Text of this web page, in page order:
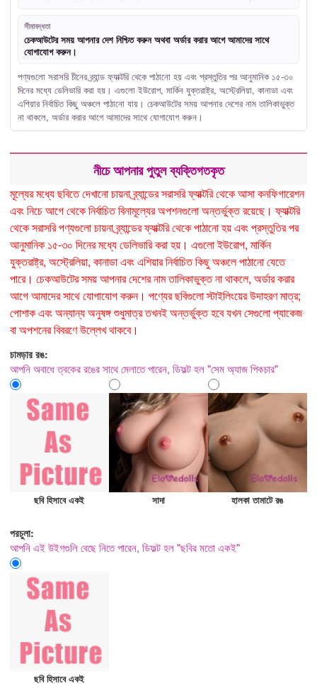
সীমাবদ্ধতা
চেকআউটের সময় আপনার দেশ নিশ্চিত করুন অথবা অর্ডার করার আগে আমাদের সাথে
যোগাযোগ করুন।
পণ্যগুলো সরাসরি চীনের ব্র্যান্ড ফ্যাক্টরি থেকে পাঠানো হয় এবং প্রস্তুতির পর আনুমানিক ১৫-৩০
দিনের মধ্যে ডেলিভারি করা হয়। এগুলো ইউরোপ, মার্কিন যুক্তরাষ্ট্র, অস্ট্রেলিয়া, কানাডা এবং
এশিয়ার নির্বাচিত কিছু অঞ্চলে পাঠানো যায়। চেকআউটের সময় আপনার দেশের নাম তালিকাভুক্ত
না থাকলে, অর্ডার করার আগে আমাদের সাথে যোগাযোগ করুন।
নীচে আপনার পুতুল ব্যক্তিগতকৃত
মূল্যের মধ্যে ছবিতে দেখানো চায়না ব্র্যান্ডের সরাসরি ফ্যাক্টরি থেকে আসা কনফিগারেশন
এবং নিচে আগে থেকে নির্বাচিত বিনামূল্যের অপশনগুলো অন্তর্ভুক্ত রয়েছে। ফ্যাক্টরি
থেকে সরাসরি পণ্যগুলো চায়না ব্র্যান্ডের ফ্যাক্টরি থেকে পাঠানো হয় এবং প্রস্তুতির পর
আনুমানিক ১৫-৩০ দিনের মধ্যে ডেলিভারি করা হয়। এগুলো ইউরোপ, মার্কিন
যুক্তরাষ্ট্র, অস্ট্রেলিয়া, কানাডা এবং এশিয়ার নির্বাচিত কিছু অঞ্চলে পাঠানো যেতে
পারে। চেকআউটের সময় আপনার দেশের নাম তালিকাভুক্ত না থাকলে, অর্ডার করার
আগে আমাদের সাথে যোগাযোগ করুন। পণ্যের ছবিগুলো স্টাইলিংয়ের উদাহরণ মাত্র;
পোশাক এবং অন্যান্য অনুষঙ্গ শুধুমাত্র তখনই অন্তর্ভুক্ত হবে যখন সেগুলো প্যাকেজ
বা অপশনের বিবরণে উল্লেখ থাকবে।
চামড়ার রঙ:
আপনি অবাধে ত্বকের রঙের সাথে মেলাতে পারেন, ডিফল্ট হল "সেম অ্যাজ পিকচার"
ছবি হিসাবে একই সাদা হালকা তামাটে রঙ
পরচুলা:
আপনি এই উইগগুলি বেছে নিতে পারেন, ডিফল্ট হল "ছবির মতো একই"
ছবি হিসাবে একই